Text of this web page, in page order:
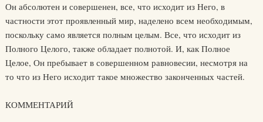
Он абсолютен и совершенен, все, что исходит из Него, в
частности этот проявленный мир, наделено всем необходимым,
поскольку само является полным целым. Все, что исходит из
Полного Целого, также обладает полнотой. И, как Полное
Целое, Он пребывает в совершенном равновесии, несмотря на
то что из Него исходит такое множество законченных частей.
КОММЕНТАРИЙ